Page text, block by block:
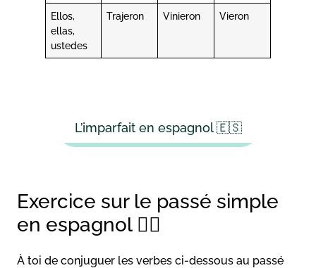
Ellos,
ellas,
ustedes
Trajeron Vinieron Vieron
L’imparfait en espagnol 🇪🇸
Exercice sur le passé simple
en espagnol ✍🏼
À toi de conjuguer les verbes ci-dessous au passé